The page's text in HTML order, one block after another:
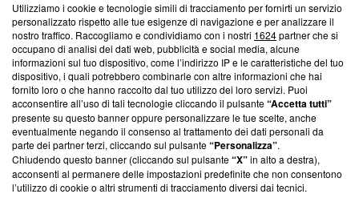
Questa sezione offre informazioni trasparenti su Blasting
News, sui nostri processi editoriali e su come ci impegniamo a
creare news di qualità. Inoltre, afferma la nostra aderenza a
‘Trust Project - News with Integrity’Blasting News non è
ancora membro del programma, ma ha richiesto di farne
parte; Trust Project non ha ancora effettuato una verifica di
conformità agli standard.
Su di noi
Team editoriale
Utilizziamo i cookie e tecnologie simili di tracciamento per fornirti un servizio
personalizzato rispetto alle tue esigenze di navigazione e per analizzare il
nostro traffico. Raccogliamo e condividiamo con i nostri 1624partner che si
occupano di analisi dei dati web, pubblicità e social media, alcune
informazioni sul tuo dispositivo, come l’indirizzo IP e le caratteristiche del tuo
dispositivo, i quali potrebbero combinarle con altre informazioni che hai
fornito loro o che hanno raccolto dal tuo utilizzo dei loro servizi. Puoi
acconsentire all’uso di tali tecnologie cliccando il pulsante“Accetta tutti”
presente su questo banner oppure personalizzare le tue scelte, anche
eventualmente negando il consenso al trattamento dei dati personali da
parte dei partner terzi, cliccando sul pulsante“Personalizza”.
Chiudendo questo banner (cliccando sul pulsante“X”in alto a destra),
acconsenti al permanere delle impostazioni predefinite che non consentono
l’utilizzo di cookie o altri strumenti di tracciamento diversi dai tecnici.